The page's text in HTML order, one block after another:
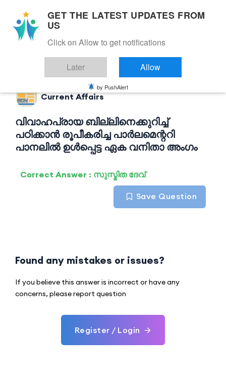
Back to Current Affairs
Current Affairs
വിവാഹപ്രായ ബില്ലിനെക്കുറിച്ച്
പഠിക്കാൻ രൂപീകരിച്ച പാർലമെന്ററി
പാനലിൽ ഉൾപ്പെട്ട ഏക വനിതാ അംഗം
Correct Answer : സുസ്മിത ദേവ്
Save Question
Found any mistakes or issues?
If you believe this answer is incorrect or have any
concerns, please report question
Register / Login
GET THE LATEST UPDATES FROM
US
Click on Allow to get notifications
Later Allow
by PushAlert